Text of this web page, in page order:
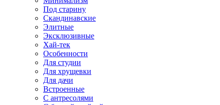
Под старину
Скандинавские
Элитные
Эксклюзивные
Хай-тек
Особенности
Для студии
Для хрущевки
Для дачи
Встроенные
С антресолями